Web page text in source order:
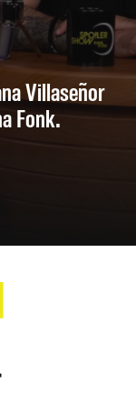
Villaseñor
Fonk.